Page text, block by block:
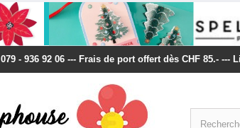
079 - 936 92 06 --- Frais de port offert dès CHF 85.-